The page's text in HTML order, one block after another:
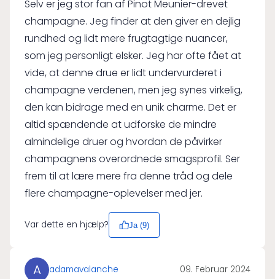
Selv er jeg stor fan af Pinot Meunier-drevet
champagne. Jeg finder at den giver en dejlig
rundhed og lidt mere frugtagtige nuancer,
som jeg personligt elsker. Jeg har ofte fået at
vide, at denne drue er lidt undervurderet i
champagne verdenen, men jeg synes virkelig,
den kan bidrage med en unik charme. Det er
altid spændende at udforske de mindre
almindelige druer og hvordan de påvirker
champagnens overordnede smagsprofil. Ser
frem til at lære mere fra denne tråd og dele
flere champagne-oplevelser med jer.
Var dette en hjælp? Ja (9)
A adamavalanche 09. Februar 2024